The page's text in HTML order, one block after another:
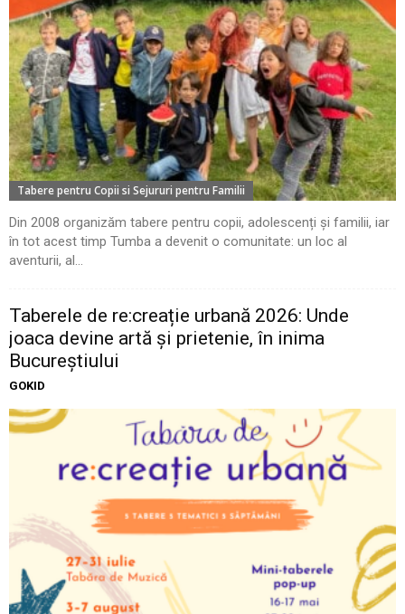
Tabere pentru Copii si Sejururi pentru Familii
Din 2008 organizăm tabere pentru copii, adolescenți și familii, iar
în tot acest timp Tumba a devenit o comunitate: un loc al
aventurii, al...
Taberele de re:creație urbană 2026: Unde
joaca devine artă și prietenie, în inima
Bucureștiului
GOKID